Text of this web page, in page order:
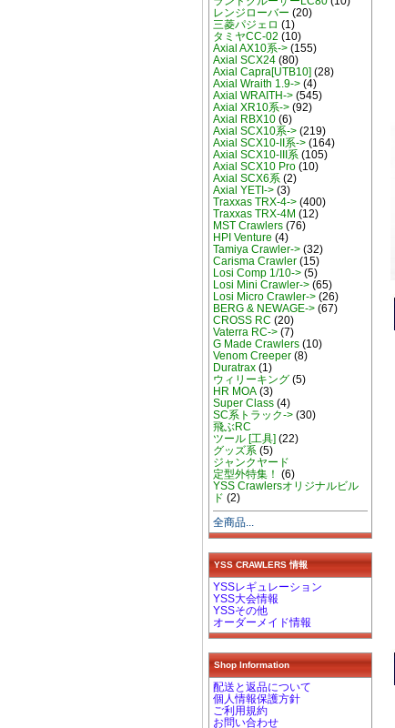
レンジローバー (20)
三菱パジェロ (1)
タミヤCC-02 (10)
Axial AX10系->(155)
Axial SCX24(80)
Axial Capra[UTB10] (28)
Axial Wraith 1.9->(4)
Axial WRAITH->(545)
Axial XR10系->(92)
Axial RBX10(6)
Axial SCX10系->(219)
Axial SCX10-II系->(164)
Axial SCX10-III系(105)
Axial SCX10 Pro(10)
Axial SCX6系(2)
Axial YETI->(3)
Traxxas TRX-4->(400)
Traxxas TRX-4M (12)
MST Crawlers(76)
HPI Venture (4)
Tamiya Crawler->(32)
Carisma Crawler(15)
Losi Comp 1/10->(5)
Losi Mini Crawler->(65)
Losi Micro Crawler->(26)
BERG & NEWAGE->(67)
CROSS RC (20)
Vaterra RC->(7)
G Made Crawlers(10)
Venom Creeper(8)
Duratrax(1)
ウィリーキング(5)
HR MOA(3)
Super Class(4)
SC系トラック->(30)
飛ぶRC
ツール [工具] (22)
グッズ系(5)
ジャンクヤード
定型外特集！ (6)
YSS Crawlersオリジナルビル
ド (2)
全商品...
YSS CRAWLERS 情報
YSSレギュレーション
YSS大会情報
YSSその他
オーダーメイド情報
Shop Information
配送と返品について
個人情報保護方針
ご利用規約
お問い合わせ